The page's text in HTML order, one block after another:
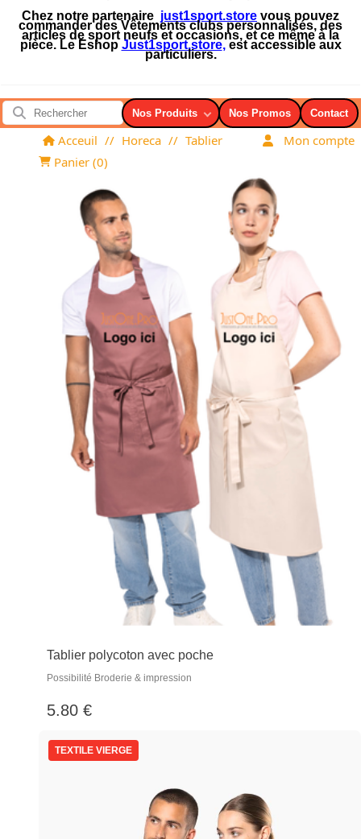
Chez notre partenaire just1sport.store vous pouvez
commander des Vêtements clubs personnalisés, des
articles de sport neufs et occasions, et ce même à la
pièce. Le Eshop Just1sport.store,est accessible aux
particuliers.
Nos Produits Nos Promos Contact
Acceuil // Horeca // Tablier
Mon compte
Panier (0)
Tablier polycoton avec poche
Possibilité Broderie & impression
5.80 €
TEXTILE VIERGE